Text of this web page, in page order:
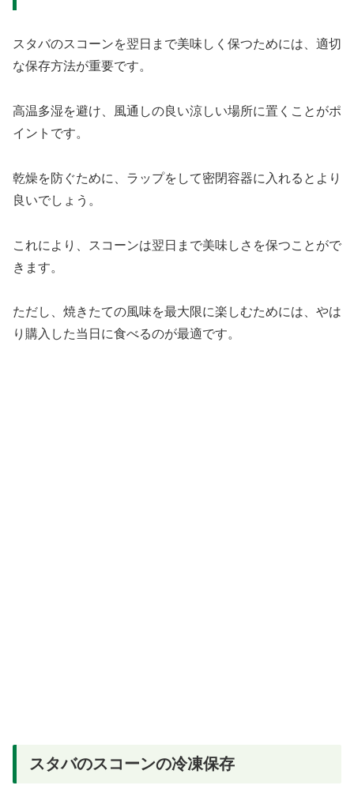
スタバのスコーンを翌日まで美味しく保つためには、適切
な保存方法が重要です。
高温多湿を避け、風通しの良い涼しい場所に置くことがポ
イントです。
乾燥を防ぐために、ラップをして密閉容器に入れるとより
良いでしょう。
これにより、スコーンは翌日まで美味しさを保つことがで
きます。
ただし、焼きたての風味を最大限に楽しむためには、やは
り購入した当日に食べるのが最適です。
スタバのスコーンの冷凍保存